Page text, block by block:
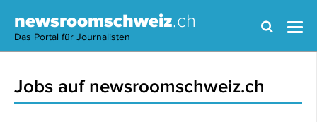
newsroomschweiz.ch
Das Portal für Journalisten
Jobs auf newsroomschweiz.ch